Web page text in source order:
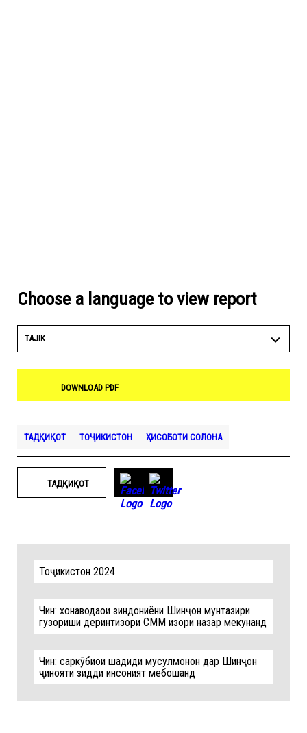
Choose a language to view report
TAJIK
DOWNLOAD PDF
ТАДҚИҚОТ ТОҶИКИСТОН ҲИСОБОТИ СОЛОНА
ТАДҚИҚОТ
Тоҷикистон 2024
Чин: хонаводаҳои зиндониёни Шинҷон мунтазири
гузориши деринтизори СММ изҳори назар мекунанд
Чин: саркӯбиҳои шадиди мусулмонон дар Шинҷон
ҷинояти зидди инсоният мебошанд